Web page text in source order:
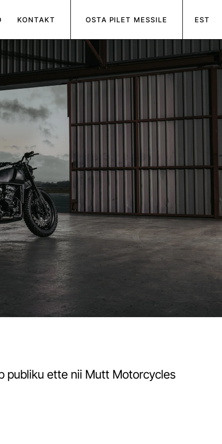
KONTAKT OSTA PILET MESSILE EST
publiku ette nii Mutt Motorcycles